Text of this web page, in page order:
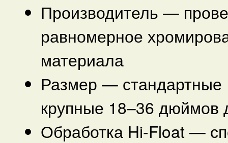
Производитель —
равномерное
материала
Размер — стандартные
крупные 18–36 дюймов
Обработка Hi-Float —